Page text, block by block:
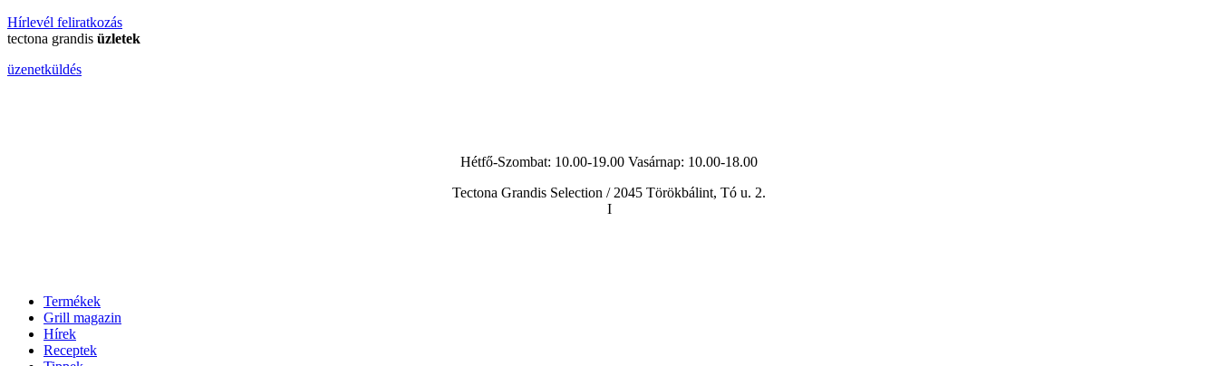
Hírlevél feliratkozás
tectona grandis üzletek
üzenetküldés
Hétfő-Szombat: 10.00-19.00 Vasárnap: 10.00-18.00
Tectona Grandis Selection / 2045 Törökbálint, Tó u. 2.
I
Termékek
Grill magazin
Hírek
Receptek